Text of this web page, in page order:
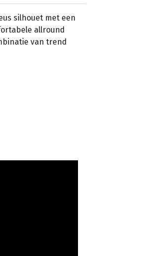
silhouet met een
allround
van trend